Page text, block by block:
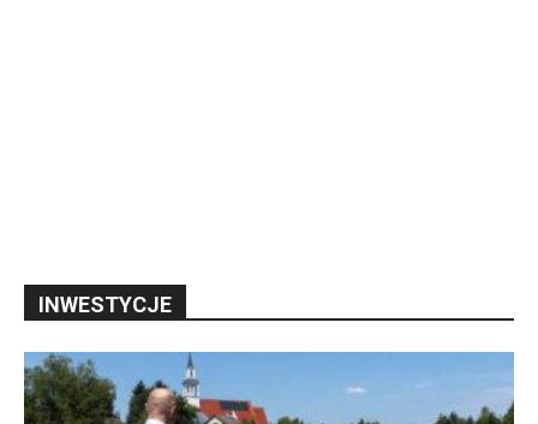
INWESTYCJE